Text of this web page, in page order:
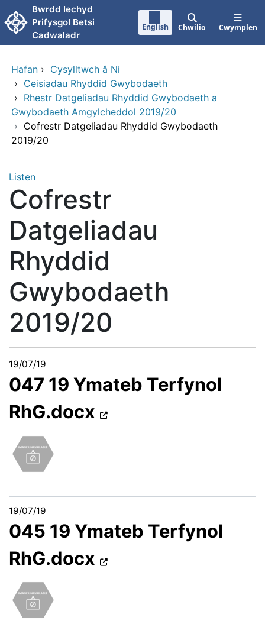
Neidio i'r prif gynnwy
Bwrdd Iechyd
Prifysgol Betsi
Cadwaladr
English Chwilio Cwymplen
Hafan › Cysylltwch â Ni
› Ceisiadau Rhyddid Gwybodaeth
› Rhestr Datgeliadau Rhyddid Gwybodaeth a
Gwybodaeth Amgylcheddol 2019/20
› Cofrestr Datgeliadau Rhyddid Gwybodaeth
2019/20
Listen
Cofrestr
Datgeliadau
Rhyddid
Gwybodaeth
2019/20
19/07/19
047 19 Ymateb Terfynol
RhG.docx
19/07/19
045 19 Ymateb Terfynol
RhG.docx